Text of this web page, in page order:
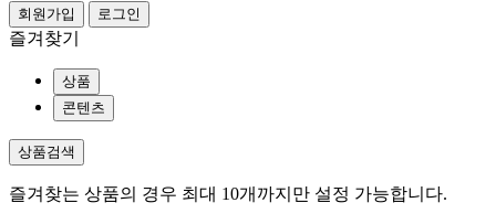
회원가입 로그인
즐겨찾기
상품
콘텐츠
상품검색
즐겨찾는 상품의 경우 최대 10개까지만 설정 가능합니다.